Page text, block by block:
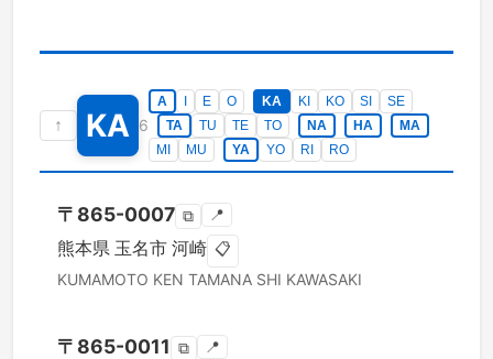
↑ KA 6
A E O KA KI KO SI
SE
TA
TU TE TO NA HA
MA
MI
MU YA YO RI RO
〒 865-0007 ⧉ 📍
熊本県 玉名市 河崎 📋
KUMAMOTO KEN TAMANA SHI KAWASAKI
〒 865-0011 ⧉ 📍